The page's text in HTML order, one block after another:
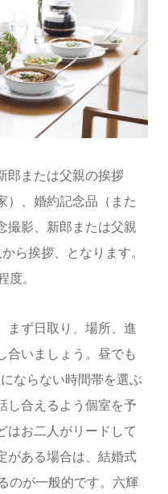
郎または父親の挨拶
）、婚約記念品（また
撮影、新郎または父親
ら挨拶、となります。
度。
まず日取り、場所、進
合いましょう。昼でも
ならない時間帯を選ぶ
し合えるよう個室を予
はお二人がリードして
がある場合は、結婚式
のが一般的です。六輝